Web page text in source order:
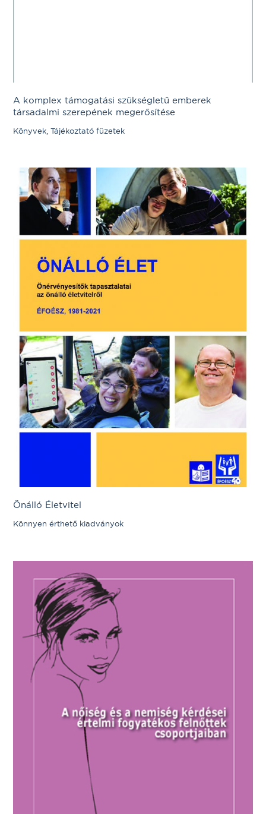
A komplex támogatási szükségletű emberek
társadalmi szerepének megerősítése
Könyvek, Tájékoztató füzetek
Önálló Életvitel
Könnyen érthető kiadványok